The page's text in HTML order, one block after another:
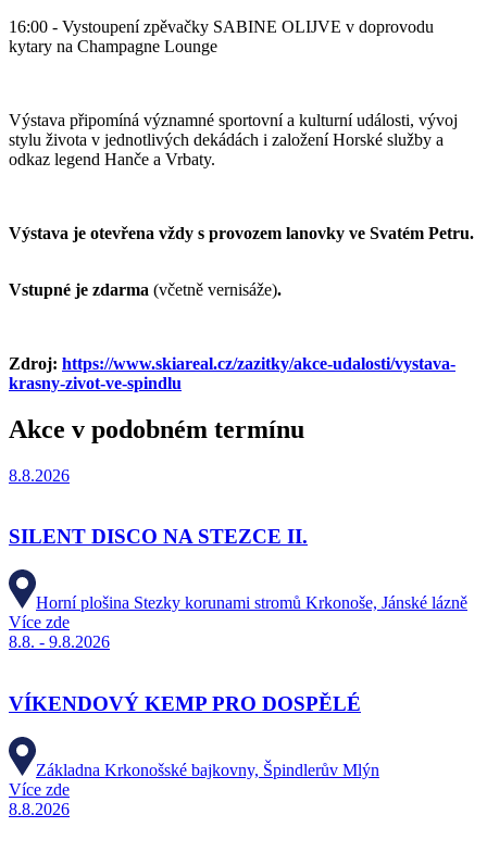
16:00 - Vystoupení zpěvačky SABINE OLIJVE v doprovodu
kytary na Champagne Lounge
Výstava připomíná významné sportovní a kulturní události, vývoj
stylu života v jednotlivých dekádách i založení Horské služby a
odkaz legend Hanče a Vrbaty.
Výstava je otevřena vždy s provozem lanovky ve Svatém Petru.
Vstupné je zdarma (včetně vernisáže).
Zdroj: https://www.skiareal.cz/zazitky/akce-udalosti/vystava-
krasny-zivot-ve-spindlu
Akce v podobném termínu
8.8.2026
SILENT DISCO NA STEZCE II.
Horní plošina Stezky korunami stromů Krkonoše, Jánské lázně
Více zde
8.8. - 9.8.2026
VÍKENDOVÝ KEMP PRO DOSPĚLÉ
Základna Krkonošské bajkovny, Špindlerův Mlýn
Více zde
8.8.2026